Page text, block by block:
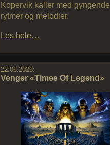
Kopervik kaller med gyngende
rytmer og melodier.
Les hele…
22.06.2026:
Venger «Times Of Legend»